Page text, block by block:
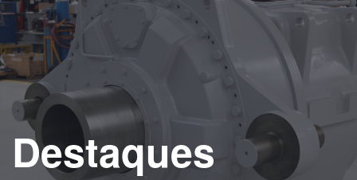
Destaques